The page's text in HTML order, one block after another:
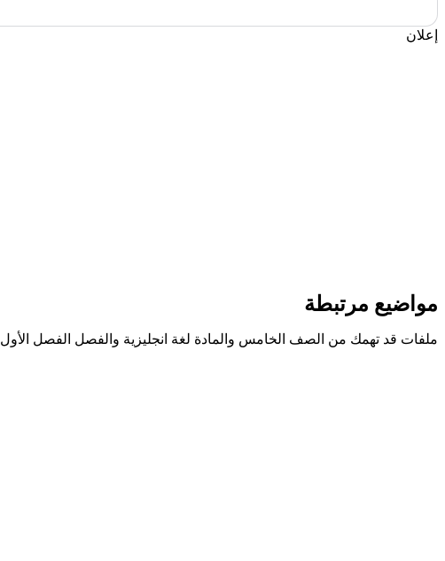
إعلان
مواضيع مرتبطة
ملفات قد تهمك من الصف الخامس والمادة لغة انجليزية والفصل الفصل الأول